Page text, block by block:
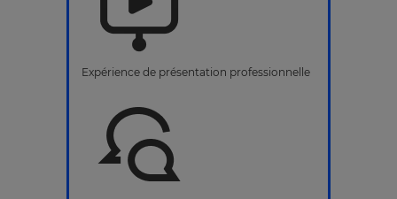
Expérience de présentation professionnelle